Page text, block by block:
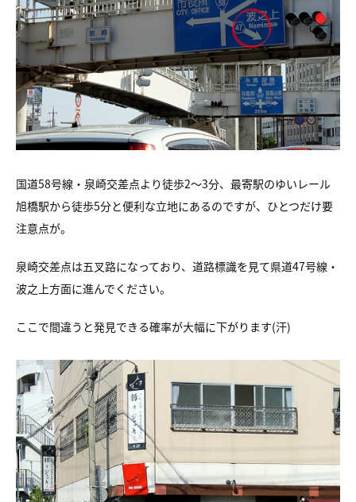
国道58号線・泉崎交差点より徒歩2〜3分、 最寄駅のゆいレール
旭橋駅から徒歩5分と便利な立地にあるのですが、 ひとつだけ要
注意点が。
泉崎交差点は五叉路になっており、 道路標識を見て県道47号線・
波之上方面に進んでください。
ここで間違うと発見できる確率が大幅に下がります(汗)